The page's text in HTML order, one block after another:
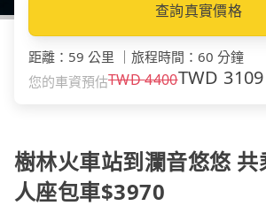
查詢真實價格
距離 ： 59 公里 旅程時間 ： 60 分鐘
您的車資預估TWD4400TWD 3109
樹林火車站到瀾音悠悠
人座包車$3970